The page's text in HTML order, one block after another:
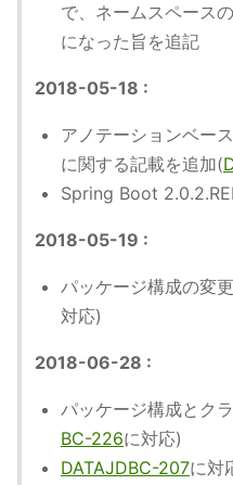
で、ネームスペース
になった旨を追記
2018-05-18 :
アノテーションベー
に関する記載を追加(
Spring Boot
2018-05-19 :
パッケージ構成の変
対応)
2018-06-28 :
パッケージ構成とク
BC-226に対応)
DATAJDBC-207に対